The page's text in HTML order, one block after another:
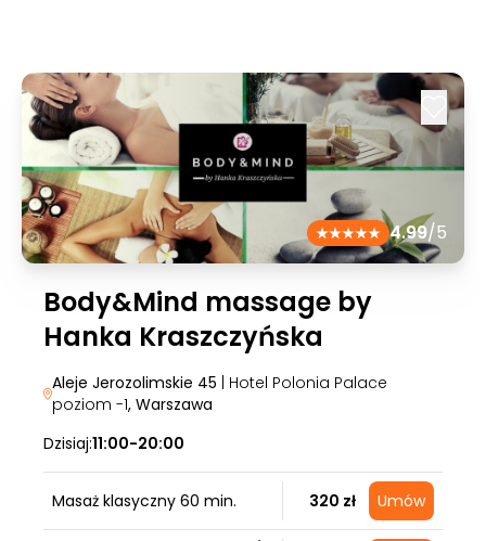
4.99/5
Body&Mind massage by
Hanka Kraszczyńska
Aleje Jerozolimskie 45 | Hotel Polonia Palace
poziom -1, Warszawa
Dzisiaj:11:00-20:00
Masaż klasyczny 60 min. 320 zł Umów